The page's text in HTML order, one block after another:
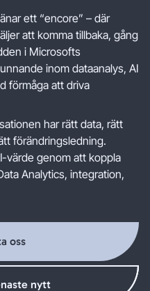
ett “encore” – där
att komma tillbaka, gång
i Microsofts
inom dataanalys, AI
förmåga att driva
har rätt data, rätt
förändringsledning.
värde genom att koppla
Analytics, integration,
oss
nytt